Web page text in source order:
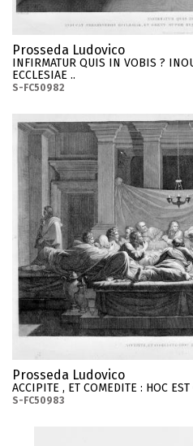
Prosseda Ludovico
INFIRMATUR QUIS IN VOBIS ?
ECCLESIAE ..
S-FC50982
Prosseda Ludovico
ACCIPITE , ET COMEDITE : HOC
S-FC50983